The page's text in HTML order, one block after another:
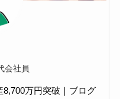
会社員
8,700万円突破｜ブログ